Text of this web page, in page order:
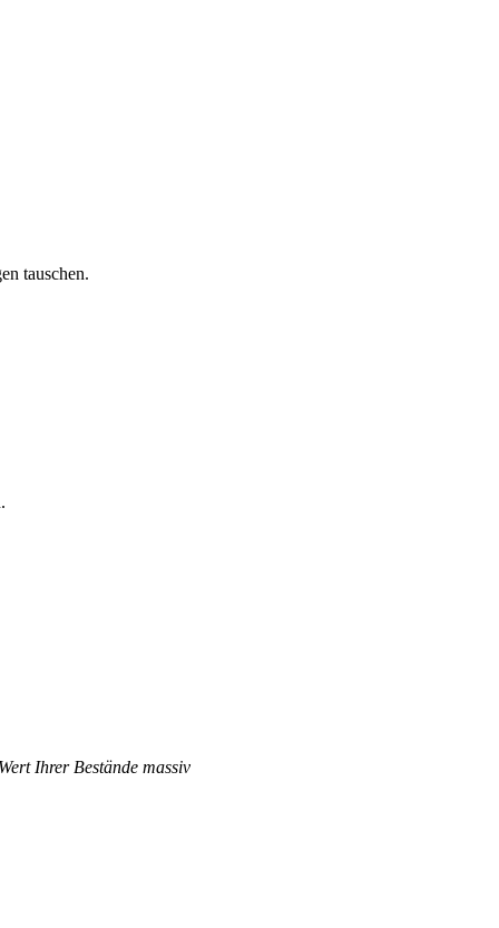
tauschen.
Ihrer Bestände massiv